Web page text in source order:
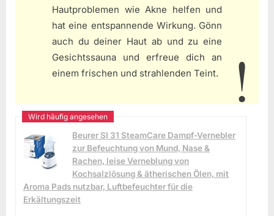
Hautproblemen wie Akne helfen und
hat eine entspannende Wirkung. Gönn
auch du deiner Haut ab und zu eine
Gesichtssauna und erfreue dich an
einem frischen und strahlenden Teint.
Beurer SI 31 SteamCare Dampf-Vernebler
zur Befeuchtung von Mund, Nase &
Rachen, leise Verneblung von
Kochsalzlösung & ätherischen Ölen, mit
Aroma Pads nutzbar, Luftbefeuchter für die
Erkältungszeit